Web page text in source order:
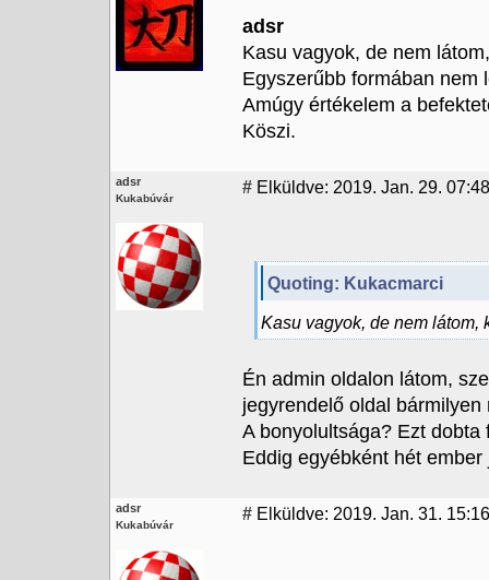
adsr
Kasu vagyok, de nem
Egyszerűbb formában nem
Amúgy értékelem a
Köszi.
adsr
Kukabúvár
# Elküldve: 2019. Jan. 29. 07:48
Quoting: Kukacmarci
Kasu vagyok, de nem látom,
Én admin oldalon látom,
jegyrendelő oldal bármilyen
A bonyolultsága? Ezt
Eddig egyébként hét
adsr
Kukabúvár
# Elküldve: 2019. Jan. 31. 15:16